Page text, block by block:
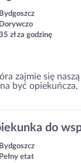
Bydgoszcz
Dorywczo
zł za godzinę
zajmie się
być
do
Bydgoszcz
Pełny etat